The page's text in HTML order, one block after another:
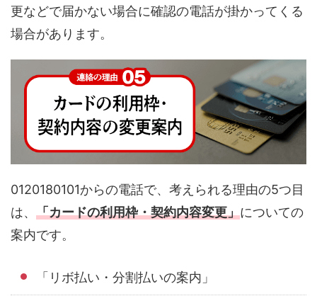
更などで届かない場合に確認の電話が掛かってくる
場合があります。
0120180101からの電話で、考えられる理由の5つ目
は、 「カードの利用枠・契約内容変更」についての
案内です。
「リボ払い・分割払いの案内」